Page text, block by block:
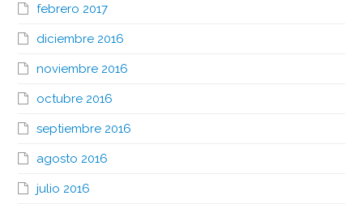
febrero 2017
diciembre 2016
noviembre 2016
octubre 2016
septiembre 2016
agosto 2016
julio 2016